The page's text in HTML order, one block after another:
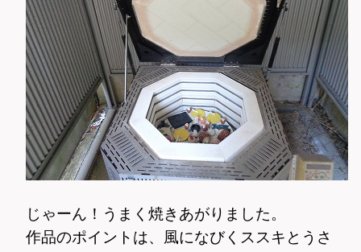
じゃーん！うまく焼きあがりました。
作品のポイントは、風になびくススキとうさ